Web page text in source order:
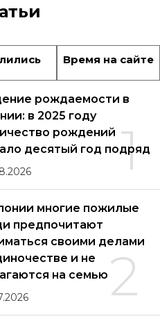
Время на сайте
1
рождаемости в
в 2025 году
рождений
десятый год подряд
2
многие пожилые
предпочитают
своими делами
и не
на семью